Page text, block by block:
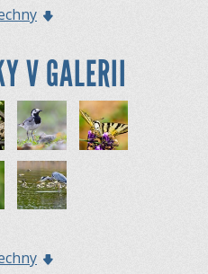
V GALERII